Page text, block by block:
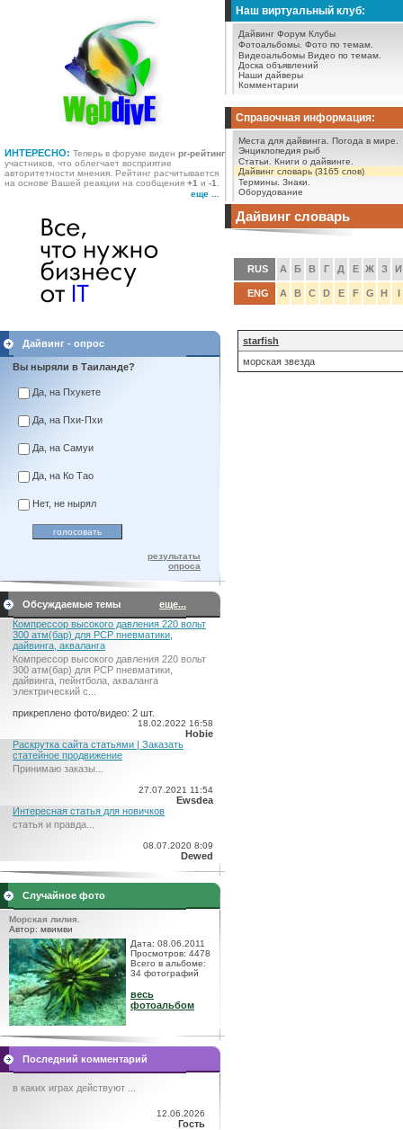
ИНТЕРЕСНО: Теперь в форуме виден pr-рейтинг
участников, что облегчает восприятие
авторитетности мнения. Рейтинг расчитывается
на основе Вашей реакции на сообщения +1 и -1
еще ...
Наш виртуальный клуб:
Дайвинг Форум Клубы
Фотоальбомы. Фото по темам.
Видеоальбомы Видео по темам.
Доска объявлений
Наши дайверы
Комментарии
Справочная информация:
Места для дайвинга.
Погода в мире.
Энциклопедия рыб
Статьи.
Книги о дайвинге.
Дайвинг словарь (3165 слов)
Термины. Знаки.
Оборудование
Дайвинг - опрос
Вы ныряли в Таиланде?
Да, на Пхукете
Да, на Пхи-Пхи
Да, на Самуи
Да, на Ко Тао
Нет, не нырял
результаты
опроса
Обсуждаемые темы
еще...
Компрессор высокого давления 220 вольт
300 атм(бар) для PCP пневматики,
дайвинга, акваланга
Компрессор высокого давления 220 вольт
300 атм(бар) для PCP пневматики,
дайвинга, пейнтбола, акваланга
электрический c...
прикреплено фото/видео: 2 шт.
18.02.2022 16:58
Hobie
Раскрутка сайта статьями | Заказать
статейное продвижение
Принимаю заказы...
27.07.2021 11:54
Ewsdea
Интересная статья для новичков
статья и правда...
08.07.2020 8:09
Dewed
Случайное фото
Морская лилия.
Автор: мвимви
Дата: 08.06.2011
Просмотров: 4478
Всего в альбоме:
34 фотографий
весь
фотоальбом
Последний комментарий
в каких играх действуют ...
12.06.2026
Гость
Дайвинг словарь
RUS А Б В Г Д Е Ж З И
ENG A B C D E F G H I
starfish
морская звезда